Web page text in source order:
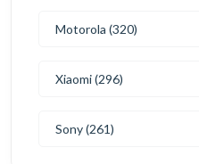
Motorola (320)
Xiaomi (296)
Sony (261)